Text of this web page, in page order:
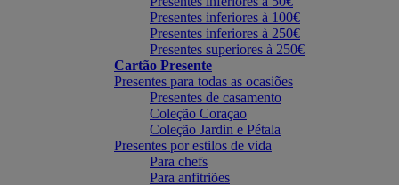
Presentes inferiores à 100€
Presentes inferiores à 250€
Presentes superiores à 250€
Cartão Presente
Presentes para todas as ocasiões
Presentes de casamento
Coleção Coraçao
Coleção Jardin e Pétala
Presentes por estilos de vida
Para chefs
Para anfitriões